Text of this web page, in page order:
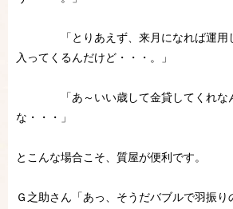
「とりあえず、来月になれば運用し
入ってくるんだけど・・・。」
「あ～いい歳して金貸してくれなん
な・・・」
とこんな場合こそ、質屋が便利です。
Ｇ之助さん「あっ、そうだバブルで羽振